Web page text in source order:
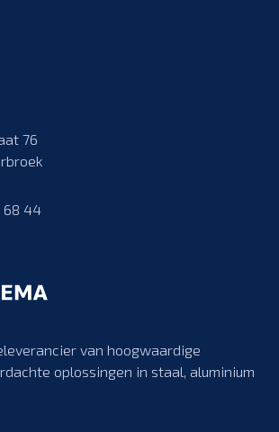
76
68 44
van hoogwaardige
oplossingen in staal, aluminium